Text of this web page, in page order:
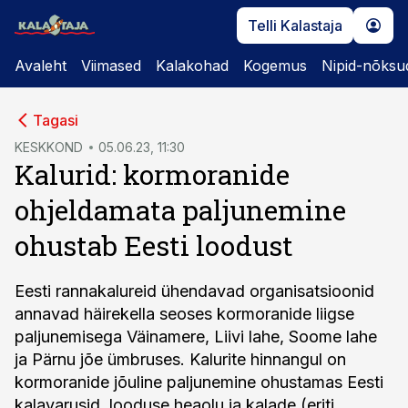
Telli Kalastaja
Avaleht Viimased Kalakohad Kogemus Nipid-
Tagasi
KESKKOND 05.06.23, 11:30
Kalurid: kormoranide
ohjeldamata paljunemine
ohustab Eesti loodust
Eesti rannakalureid ühendavad organisatsioonid
annavad häirekella seoses kormoranide liigse
paljunemisega Väinamere, Liivi lahe, Soome lahe
ja Pärnu jõe ümbruses. Kalurite hinnangul on
kormoranide jõuline paljunemine ohustamas Eesti